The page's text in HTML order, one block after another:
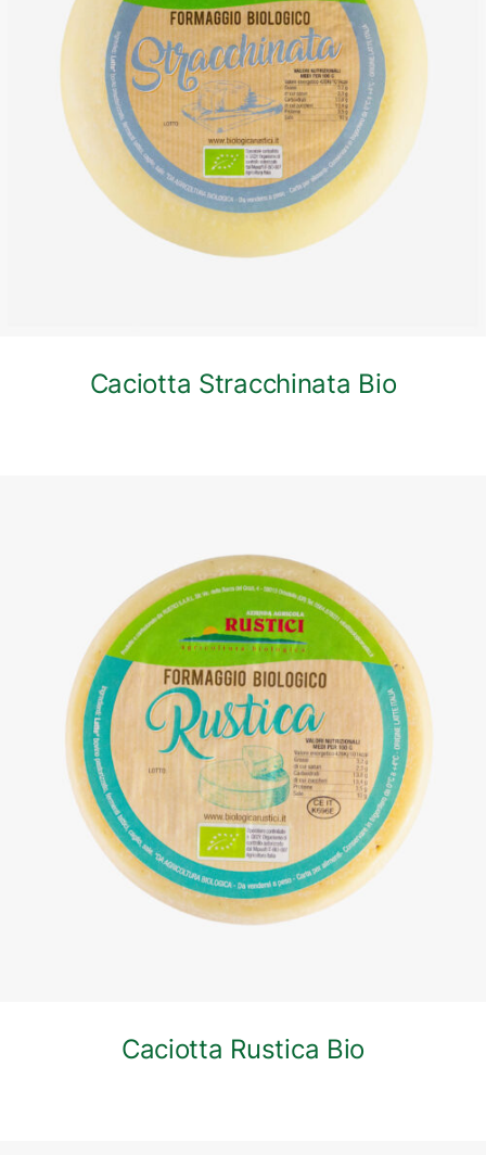
DETTAGLI
Caciotta Stracchinata Bio
DETTAGLI
Caciotta Rustica Bio